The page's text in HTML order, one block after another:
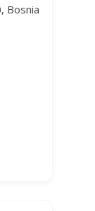
Bosnia